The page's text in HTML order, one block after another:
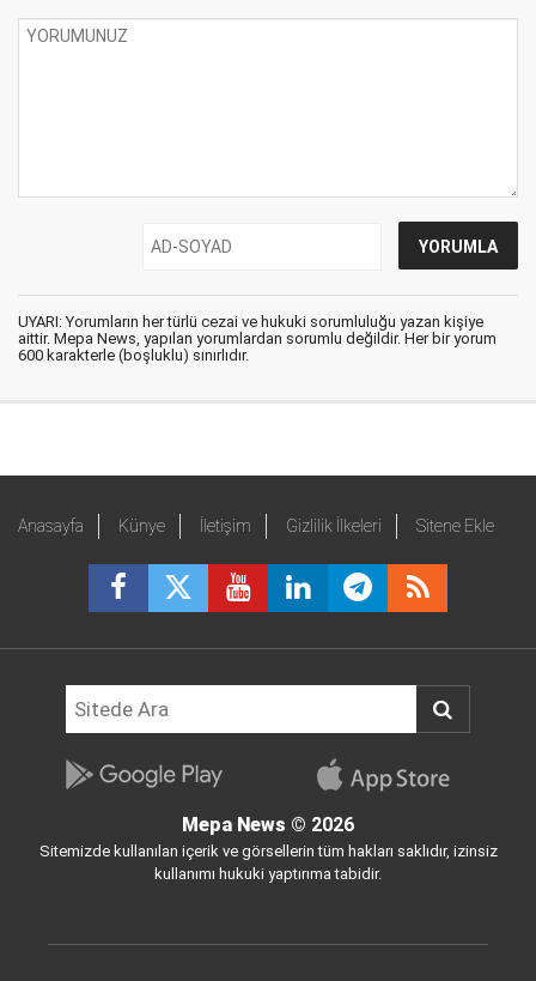
UYARI: Yorumların her türlü cezai ve hukuki sorumluluğu yazan kişiye
aittir. Mepa News, yapılan yorumlardan sorumlu değildir. Her bir yorum
600 karakterle (boşluklu) sınırlıdır.
Anasayfa Künye İletişim Gizlilik İlkeleri Sitene Ekle
Mepa News © 2026
Sitemizde kullanılan içerik ve görsellerin tüm hakları saklıdır, izinsiz
kullanımı hukuki yaptırıma tabidir.